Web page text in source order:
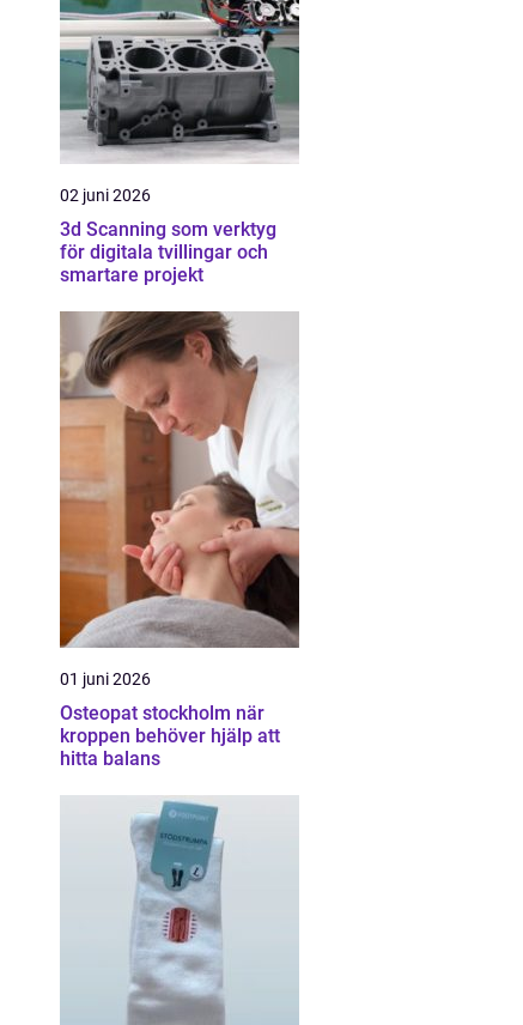
02 juni 2026
3d Scanning som verktyg
för digitala tvillingar och
smartare projekt
01 juni 2026
Osteopat stockholm när
kroppen behöver hjälp att
hitta balans